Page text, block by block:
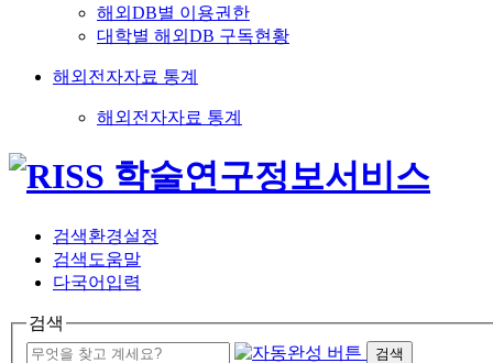
해외DB별 이용권한
대학별 해외DB 구독현황
해외전자자료 통계
해외전자자료 통계
검색환경설정
검색도움말
다국어입력
검색
검색